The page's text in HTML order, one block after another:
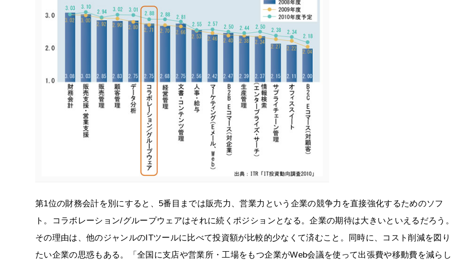
第1位の財務会計を別にすると、5番目までは販売力、営業力という企業の競争力を直接強化するためのソフ
ト。コラボレーション/グループウェアはそれに続くポジションとなる。企業の期待は大きいといえるだろう。
その理由は、他のジャンルのITツールに比べて投資額が比較的少なくて済むこと。同時に、コスト削減を図り
たい企業の思惑もある。「全国に支店や営業所・工場をもつ企業がWeb会議を使って出張費や移動費を減らし